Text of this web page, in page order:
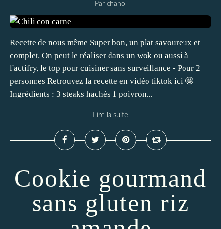
Par chanol
Recette de nous même Super bon, un plat savoureux et
complet. On peut le réaliser dans un wok ou aussi à
l'actifry, le top pour cuisiner sans surveillance - Pour 2
personnes Retrouvez la recette en vidéo tiktok ici 🤩
Ingrédients : 3 steaks hachés 1 poivron...
Lire la suite
Cookie gourmand
sans gluten riz